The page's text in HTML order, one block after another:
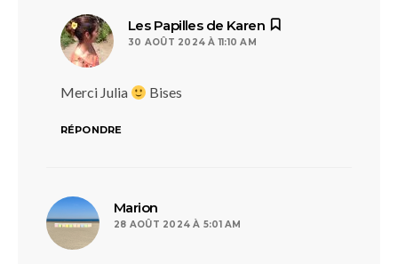
Les Papilles de Karen
30 AOÛT 2024 À 11:10 AM
Merci Julia Bises
RÉPONDRE
Marion
28 AOÛT 2024 À 5:01 AM